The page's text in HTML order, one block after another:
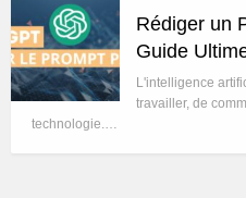
Rédiger un
Guide
L'intelligence
travailler, de
technologie.…